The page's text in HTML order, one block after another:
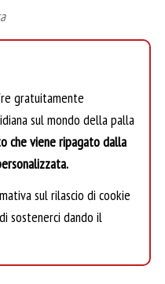
gratuitamente
sul mondo della palla
che viene ripagato dalla
sul rilascio di cookie
sostenerci dando il